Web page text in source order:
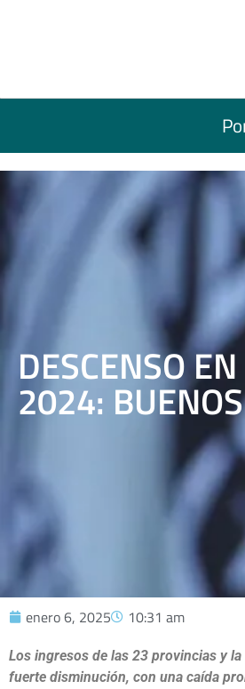
DESCENSO
2024:
enero 6, 2025 10:31 am
Los ingresos de las 23 provincias y
fuerte disminución, con una caída